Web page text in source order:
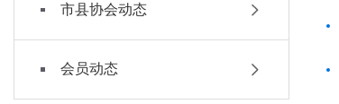
市县协会动态
会员动态